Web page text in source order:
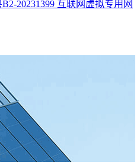
20231399 互联网虚拟专用网